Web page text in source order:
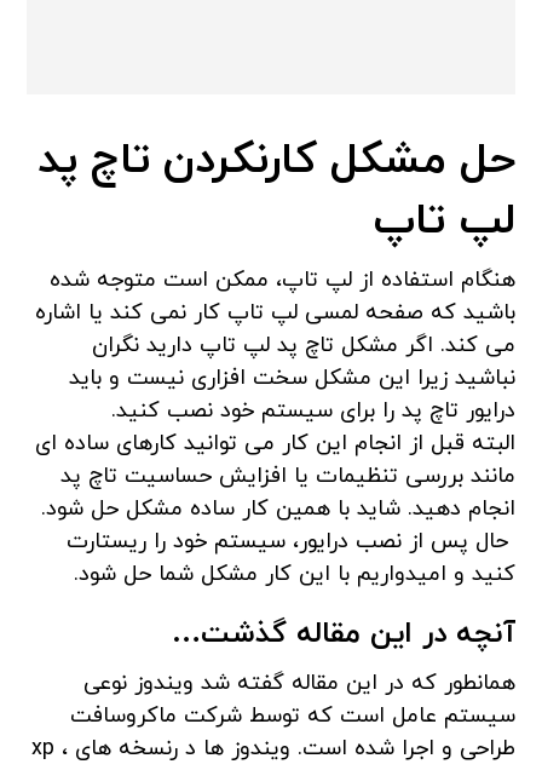
حل مشکل کارنکردن تاچ پد
لپ تاپ
هنگام استفاده از لپ تاپ، ممکن است متوجه شده
باشید که صفحه لمسی لپ تاپ کار نمی کند یا اشاره
می کند. اگر مشکل تاچ پد لپ تاپ دارید نگران
نباشید زیرا این مشکل سخت افزاری نیست و باید
درایور تاچ پد را برای سیستم خود نصب کنید.
البته قبل از انجام این کار می توانید کارهای ساده ای
مانند بررسی تنظیمات یا افزایش حساسیت تاچ پد
انجام دهید. شاید با همین کار ساده مشکل حل شود.
حال پس از نصب درایور، سیستم خود را ریستارت
کنید و امیدواریم با این کار مشکل شما حل شود.
آنچه در این مقاله گذشت…
همانطور که در این مقاله گفته شد ویندوز نوعی
سیستم عامل است که توسط شرکت ماکروسافت
طراحی و اجرا شده است. ویندوز ها د رنسخه های xp ،